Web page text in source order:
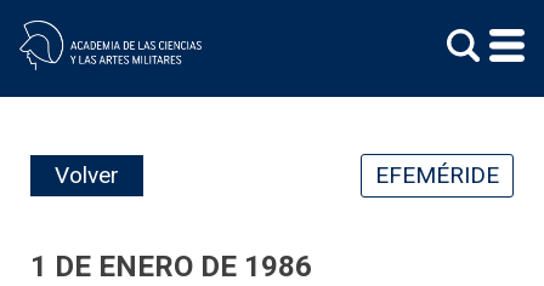
content
Volver EFEMÉRIDE
1 DE ENERO DE 1986